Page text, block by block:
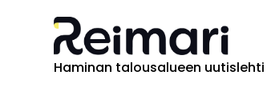
Haminan talousalueen uutislehti